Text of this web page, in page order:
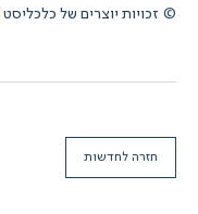
© זכויות יוצרים של כלכליסט
חזרה לחדשות